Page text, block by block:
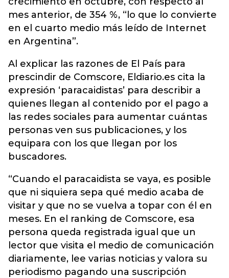
mes anterior, de 354 %, “lo que lo convierte
en el cuarto medio más leído de Internet
en Argentina”.
Al explicar las razones de El País para
prescindir de Comscore, Eldiario.es cita la
expresión ‘paracaidistas’ para describir a
quienes llegan al contenido por el pago a
las redes sociales para aumentar cuántas
personas ven sus publicaciones, y los
equipara con los que llegan por los
buscadores.
“Cuando el paracaidista se vaya, es posible
que ni siquiera sepa qué medio acaba de
visitar y que no se vuelva a topar con él en
meses. En el ranking de Comscore, esa
persona queda registrada igual que un
lector que visita el medio de comunicación
diariamente, lee varias noticias y valora su
periodismo pagando una suscripción